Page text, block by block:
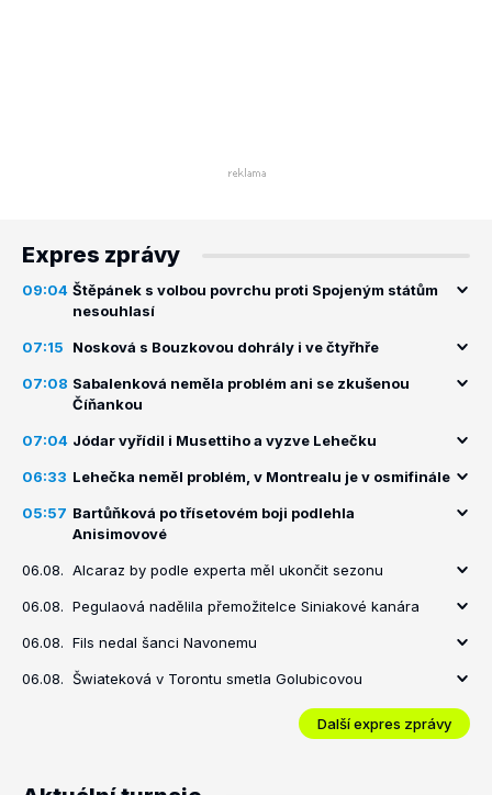
Expres zprávy
09:04 Štěpánek s volbou povrchu proti Spojeným státům
nesouhlasí
07:15 Nosková s Bouzkovou dohrály i ve čtyřhře
07:08 Sabalenková neměla problém ani se zkušenou
Číňankou
07:04 Jódar vyřídil i Musettiho a vyzve Lehečku
06:33 Lehečka neměl problém, v Montrealu je v osmifinále
05:57 Bartůňková po třísetovém boji podlehla
Anisimovové
06.08. Alcaraz by podle experta měl ukončit sezonu
06.08. Pegulaová nadělila přemožitelce Siniakové kanára
06.08. Fils nedal šanci Navonemu
06.08. Šwiateková v Torontu smetla Golubicovou
Další expres zprávy